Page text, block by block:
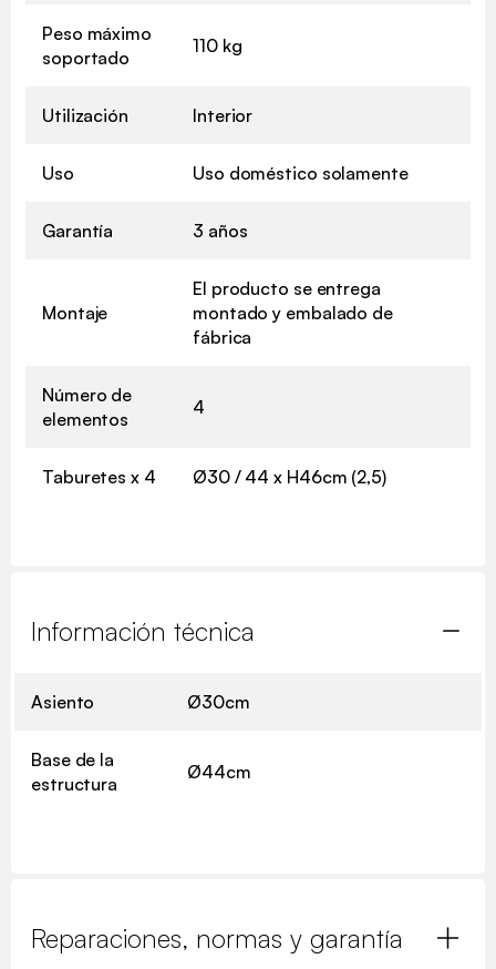
Peso máximo
soportado
110 kg
Utilización Interior
Uso Uso doméstico solamente
Garantía 3 años
Montaje
El producto se entrega
montado y embalado de
fábrica
Número de
elementos
4
Taburetes x 4 Ø30 / 44 x H46cm (2,5)
Información técnica
Asiento Ø30cm
Base de la
estructura
Ø44cm
Reparaciones, normas y garantía